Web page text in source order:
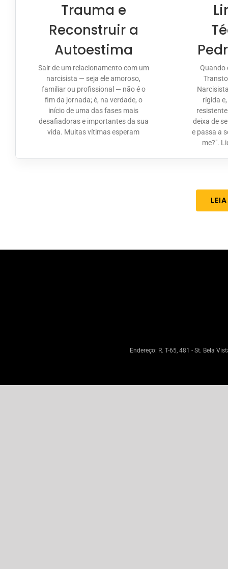
Trauma e
Reconstruir a
Autoestima
Sair de um relacionamento com um
narcisista — seja ele amoroso,
familiar ou profissional — não é o
fim da jornada; é, na verdade, o
início de uma das fases mais
desafiadoras e importantes da sua
vida. Muitas vítimas esperam
Quando
rígida
deixa de
e passa a
me?".
Endereço: R. T-65, 481 - St. Bela